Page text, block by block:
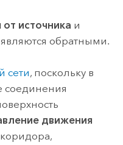
источника и
обратными.
сети, поскольку в
движения